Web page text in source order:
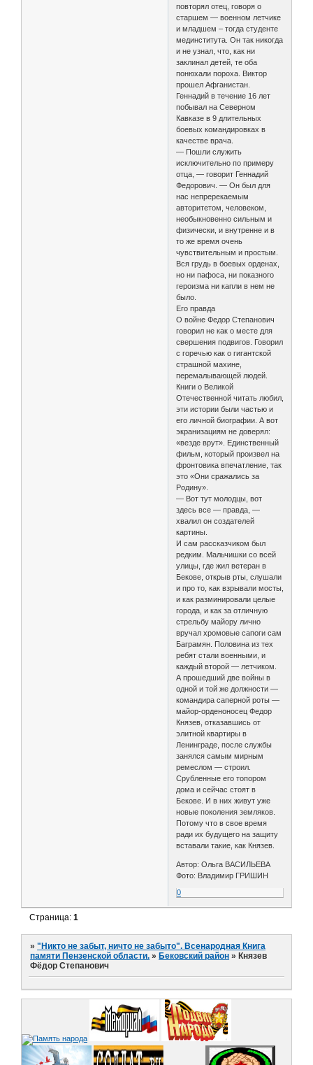
повторял отец, говоря о
старшем — военном летчике
и младшем – тогда студенте
мединститута. Он так никогда
и не узнал, что, как ни
заклинал детей, те оба
понюхали пороха. Виктор
прошел Афганистан.
Геннадий в течение 16 лет
побывал на Северном
Кавказе в 9 длительных
боевых командировках в
качестве врача.
— Пошли служить
исключительно по примеру
отца, — говорит Геннадий
Федорович. — Он был для
нас непререкаемым
авторитетом, человеком,
необыкновенно сильным и
физически, и внутренне и в
то же время очень
чувствительным и простым.
Вся грудь в боевых орденах,
но ни пафоса, ни показного
героизма ни капли в нем не
было.
Его правда
О войне Федор Степанович
говорил не как о месте для
свершения подвигов. Говорил
с горечью как о гигантской
страшной махине,
перемалывающей людей.
Книги о Великой
Отечественной читать любил,
эти истории были частью и
его личной биографии. А вот
экранизациям не доверял:
«везде врут». Единственный
фильм, который произвел на
фронтовика впечатление, так
это «Они сражались за
Родину».
— Вот тут молодцы, вот
здесь все — правда, —
хвалил он создателей
картины.
И сам рассказчиком был
редким. Мальчишки со всей
улицы, где жил ветеран в
Бекове, открыв рты, слушали
и про то, как взрывали мосты,
и как разминировали целые
города, и как за отличную
стрельбу майору лично
вручал хромовые сапоги сам
Баграмян. Половина из тех
ребят стали военными, и
каждый второй — летчиком.
А прошедший две войны в
одной и той же должности —
командира саперной роты —
майор-орденоносец Федор
Князев, отказавшись от
элитной квартиры в
Ленинграде, после службы
занялся самым мирным
ремеслом — строил.
Срубленные его топором
дома и сейчас стоят в
Бекове. И в них живут уже
новые поколения земляков.
Потому что в свое время
ради их будущего на защиту
вставали такие, как Князев.
Автор: Ольга ВАСИЛЬЕВА
Фото: Владимир ГРИШИН
0
Страница:1
»"Никто не забыт, ничто не забыто". Всенародная Книга
памяти Пензенской области. » Бековский район » Князев
Фёдор Степанович